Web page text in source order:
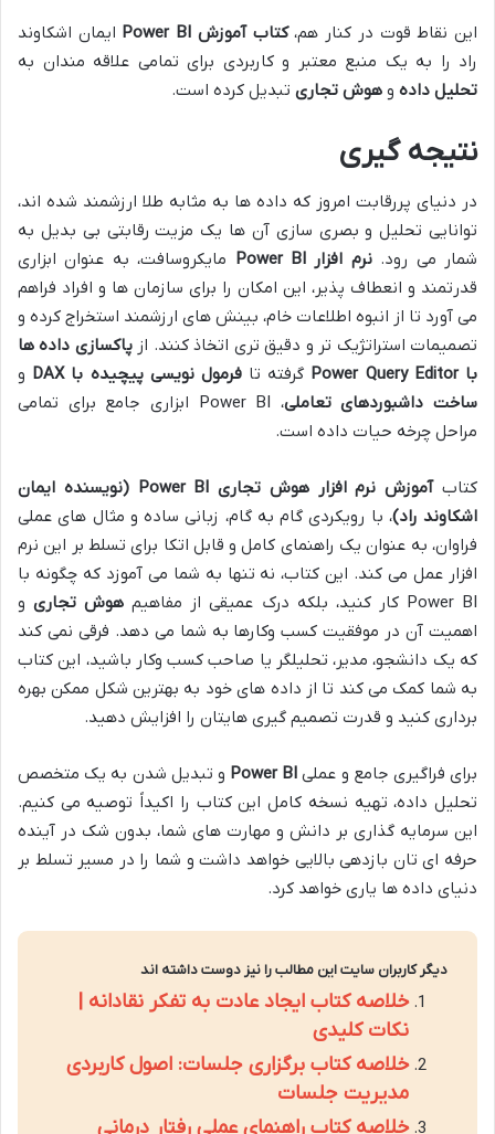
این نقاط قوت در کنار هم،کتاب آموزش Power BI
ایمان اشکاوند
راد را به یک منبع معتبر و کاربردی برای تمامی علاقه مندان به
تحلیل داده و هوش تجاری تبدیل کرده است.
نتیجه گیری
در دنیای پررقابت امروز که داده ها به مثابه طلا ارزشمند شده اند،
توانایی تحلیل و بصری سازی آن ها یک مزیت رقابتی بی بدیل به
شمار می رود.نرم افزار Power BI
مایکروسافت، به عنوان ابزاری
قدرتمند و انعطاف پذیر، این امکان را برای سازمان ها و افراد فراهم
می آورد تا از انبوه اطلاعات خام، بینش های ارزشمند استخراج کرده و
تصمیمات استراتژیک تر و دقیق تری اتخاذ کنند. ازپاکسازی داده ها
با Power Query Editor
گرفته تافرمول نویسی پیچیده با DAX
و
ساخت داشبوردهای تعاملی
، Power BI ابزاری جامع برای تمامی
مراحل چرخه حیات داده است.
کتاب
آموزش نرم افزار هوش تجاری Power BI (نویسنده ایمان
اشکاوند راد)، با رویکردی گام به گام، زبانی ساده و مثال های عملی
فراوان، به عنوان یک راهنمای کامل و قابل اتکا برای تسلط بر این نرم
افزار عمل می کند. این کتاب، نه تنها به شما می آموزد که چگونه با
Power BI کار کنید، بلکه درک عمیقی از مفاهیم
هوش تجاریو
اهمیت آن در موفقیت کسب وکارها به شما می دهد. فرقی نمی کند
که یک دانشجو، مدیر، تحلیلگر یا صاحب کسب وکار باشید، این کتاب
به شما کمک می کند تا از داده های خود به بهترین شکل ممکن بهره
برداری کنید و قدرت تصمیم گیری هایتان را افزایش دهید.
برای فراگیری جامع و عملی Power BI و تبدیل شدن به یک متخصص
تحلیل داده، تهیه نسخه کامل این کتاب را اکیداً توصیه می کنیم.
این سرمایه گذاری بر دانش و مهارت های شما، بدون شک در آینده
حرفه ای تان بازدهی بالایی خواهد داشت و شما را در مسیر تسلط بر
دنیای داده ها یاری خواهد کرد.
دیگر کاربران سایت این مطالب را نیز دوست داشته اند
خلاصه کتاب ایجاد عادت به تفکر نقادانه |
نکات کلیدی
خلاصه کتاب برگزاری جلسات: اصول کاربردی
مدیریت جلسات
خلاصه کتاب راهنمای عملی رفتار درمانی